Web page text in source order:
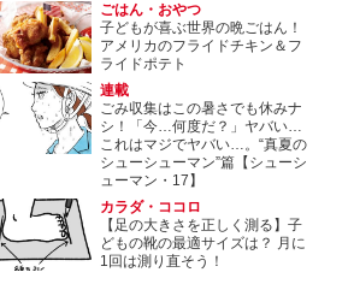
ごはん・おやつ
子どもが喜ぶ世界の晩ごはん！
アメリカのフライドチキン＆フ
ライドポテト
連載
ごみ収集はこの暑さでも休みナ
シ！「今…何度だ？」ヤバい…
これはマジでヤバい…。“真夏の
シューシューマン”篇【シューシ
ューマン・17】
カラダ・ココロ
【足の大きさを正しく測る】子
どもの靴の最適サイズは？ 月に
1回は測り直そう！